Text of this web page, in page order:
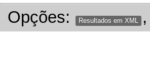
Opções: Resultados em XML ,